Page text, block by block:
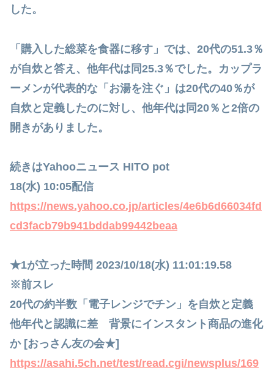
した。
「購入した総菜を食器に移す」では、20代の51.3％
が自炊と答え、他年代は同25.3％でした。カップラ
ーメンが代表的な「お湯を注ぐ」は20代の40％が
自炊と定義したのに対し、他年代は同20％と2倍の
開きがありました。
続きはYahooニュース HITO pot
18(水) 10:05配信
https://news.yahoo.co.jp/articles/4e6b6d66034fd
cd3facb79b941bddab99442beaa
★1が立った時間 2023/10/18(水) 11:01:19.58
※前スレ
20代の約半数「電子レンジでチン」を自炊と定義
他年代と認識に差 背景にインスタント商品の進化
か [おっさん友の会★]
https://asahi.5ch.net/test/read.cgi/newsplus/169